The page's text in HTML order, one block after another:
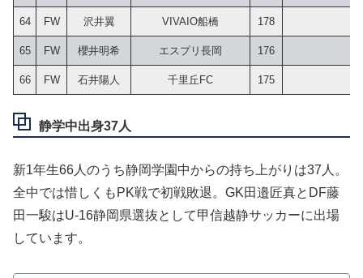
64 FW 沢井翼 VIVAIO船橋 178
65 FW 櫻井明希 エスプリ長岡 176
66 FW 石井陽人 千里丘FC 175
静学中出身37人
新1年生66人のうち静岡学園中からの持ち上がりは37人。
全中では惜しくもPK戦で初戦敗退。GK田邉匠真とDF藤
田一駿はU-16静岡県選抜として甲信越静サッカーに出場
しています。